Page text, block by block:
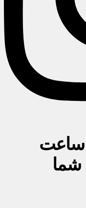
هفت روز هفته ، ۲۴ ساعت
شما